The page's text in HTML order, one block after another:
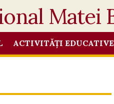
ACTIVITĂȚI EDUCATIVE